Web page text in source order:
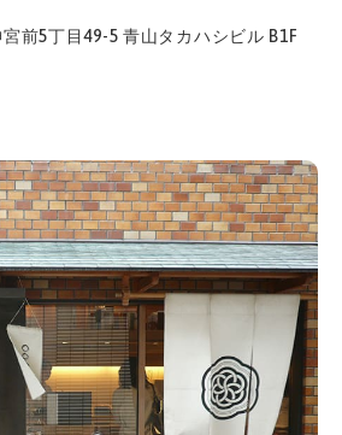
前5丁目49-5 青山タカハシビル B1F